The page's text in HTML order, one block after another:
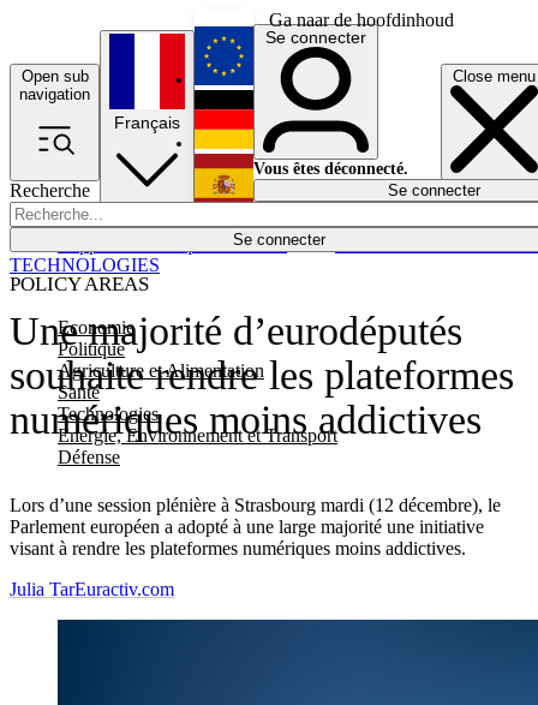
Ga naar de hoofdinhoud
Open sub
navigation
Close menu
Recherche
Se connecter
POLICY AREAS
Economie
Politique
Agriculture et Alimentation
Santé
Technologies
Energie, Environnement et Transport
Défense
Économie
Français
English
Deutsch
Español
Se connecter
Vous êtes déconnecté.
Se connecter
Une majorité d’eurodéputés
souhaite rendre les plateformes
numériques moins addictives
Lors d’une session plénière à Strasbourg mardi (12 décembre), le
Parlement européen a adopté à une large majorité une initiative
visant à rendre les plateformes numériques moins addictives.
TECHNOLOGIES
Julia TarEuractiv.com